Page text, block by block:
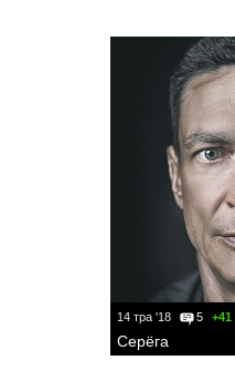
14 тра '18 5 +41
Серёга